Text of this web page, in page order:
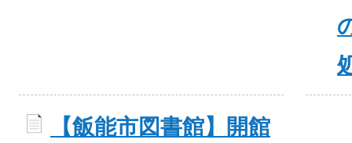
【飯能市図書館】開館